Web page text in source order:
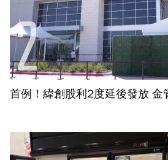
首例！緯創股利2度延後發放 金